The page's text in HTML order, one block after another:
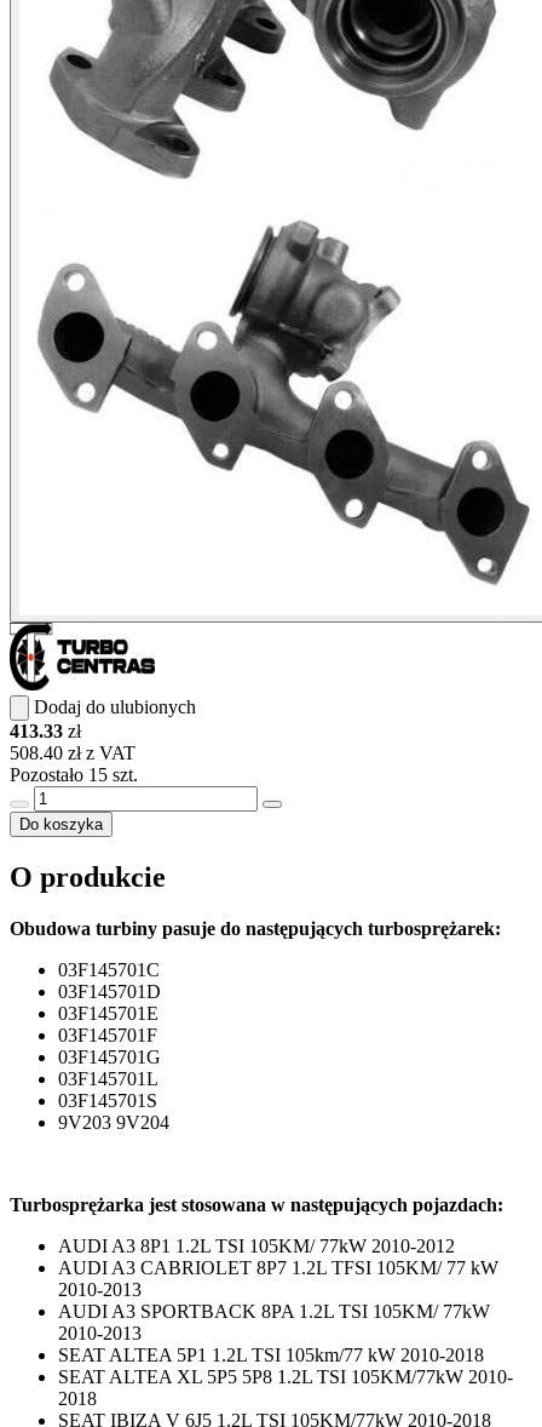
Dodaj do ulubionych
413.33 zł
508.40 zł z VAT
Pozostało 15 szt.
Do koszyka
O produkcie
Obudowa turbiny pasuje do następujących turbosprężarek:
03F145701C
03F145701D
03F145701E
03F145701F
03F145701G
03F145701L
03F145701S
9V203 9V204
Turbosprężarka jest stosowana w następujących pojazdach:
AUDI A3 8P1 1.2L TSI 105KM/ 77kW 2010-2012
AUDI A3 CABRIOLET 8P7 1.2L TFSI 105KM/ 77 kW
2010-2013
AUDI A3 SPORTBACK 8PA 1.2L TSI 105KM/ 77kW
2010-2013
SEAT ALTEA 5P1 1.2L TSI 105km/77 kW 2010-2018
SEAT ALTEA XL 5P5 5P8 1.2L TSI 105KM/77kW 2010-
2018
SEAT IBIZA V 6J5 1.2L TSI 105KM/77kW 2010-2018